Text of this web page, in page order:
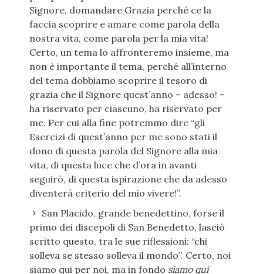
Signore, domandare Grazia perché ce la
faccia scoprire e amare come parola della
nostra vita, come parola per la mia vita!
Certo, un tema lo affronteremo insieme, ma
non è importante il tema, perché all’interno
del tema dobbiamo scoprire il tesoro di
grazia che il Signore quest’anno – adesso! –
ha riservato per ciascuno, ha riservato per
me. Per cui alla fine potremmo dire “gli
Esercizi di quest’anno per me sono stati il
dono di questa parola del Signore alla mia
vita, di questa luce che d’ora in avanti
seguirò, di questa ispirazione che da adesso
diventerà criterio del mio vivere!”.
San Placido, grande benedettino, forse il
primo dei discepoli di San Benedetto, lasciò
scritto questo, tra le sue riflessioni: “chi
solleva se stesso solleva il mondo”. Certo, noi
siamo qui per noi, ma in fondo siamo qui